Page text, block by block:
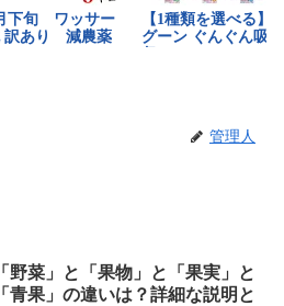
管理人
「野菜」と「果物」と「果実」と
「青果」の違いは？詳細な説明と